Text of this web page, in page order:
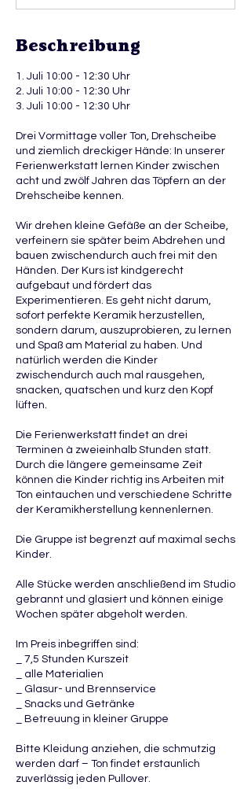
d
Beschreibung
1. Juli 10:00 - 12:30 Uhr
2. Juli 10:00 - 12:30 Uhr
3. Juli 10:00 - 12:30 Uhr
Drei Vormittage voller Ton, Drehscheibe
und ziemlich dreckiger Hände: In unserer
Ferienwerkstatt lernen Kinder zwischen
acht und zwölf Jahren das Töpfern an der
Drehscheibe kennen.
Wir drehen kleine Gefäße an der Scheibe,
verfeinern sie später beim Abdrehen und
bauen zwischendurch auch frei mit den
Händen. Der Kurs ist kindgerecht
aufgebaut und fördert das
Experimentieren. Es geht nicht darum,
sofort perfekte Keramik herzustellen,
sondern darum, auszuprobieren, zu lernen
und Spaß am Material zu haben. Und
natürlich werden die Kinder
zwischendurch auch mal rausgehen,
snacken, quatschen und kurz den Kopf
lüften.
Die Ferienwerkstatt findet an drei
Terminen à zweieinhalb Stunden statt.
Durch die längere gemeinsame Zeit
können die Kinder richtig ins Arbeiten mit
Ton eintauchen und verschiedene Schritte
der Keramikherstellung kennenlernen.
Die Gruppe ist begrenzt auf maximal sechs
Kinder.
Alle Stücke werden anschließend im Studio
gebrannt und glasiert und können einige
Wochen später abgeholt werden.
Im Preis inbegriffen sind:
_ 7,5 Stunden Kurszeit
_ alle Materialien
_ Glasur- und Brennservice
_ Snacks und Getränke
_ Betreuung in kleiner Gruppe
Bitte Kleidung anziehen, die schmutzig
werden darf – Ton findet erstaunlich
zuverlässig jeden Pullover.